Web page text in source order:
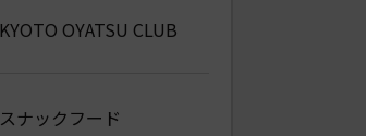
KYOTO OYATSU CLUB
スナックフード